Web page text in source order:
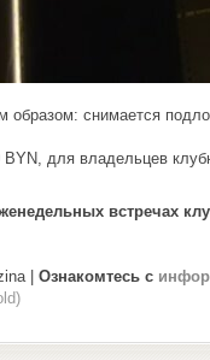
снимается
BYN, для владельцев
встречах
| Ознакомтесь с